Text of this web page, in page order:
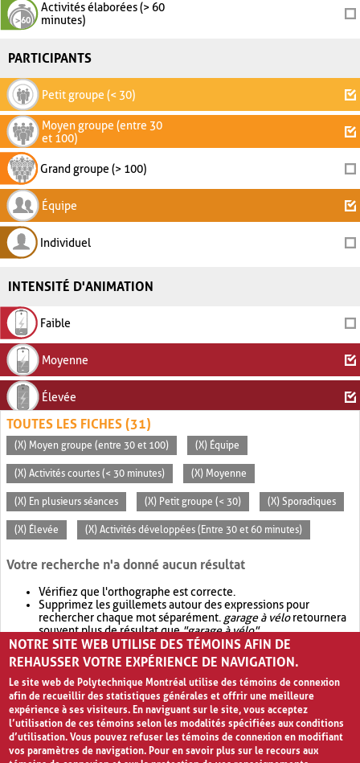
Activités élaborées (> 60
minutes)
PARTICIPANTS
Petit groupe (< 30)
Moyen groupe (entre 30
et 100)
Grand groupe (> 100)
Équipe
Individuel
INTENSITÉ D'ANIMATION
Faible
Moyenne
Élevée
TOUTES LES FICHES (31)
(X) Moyen groupe (entre 30 et 100) (X) Équipe
(X) Activités courtes (< 30 minutes) (X) Moyenne
(X) En plusieurs séances (X) Petit groupe (< 30) (X) Sporadiques
(X) Élevée (X) Activités développées (Entre 30 et 60 minutes)
Votre recherche n'a donné aucun résultat
Vérifiez que l'orthographe est correcte.
Supprimez les guillemets autour des expressions pour
rechercher chaque mot séparément. garage à véloretournera
souvent plus de résultat que"garage à vélo".
Envisagez d'élargir votre recherche avec OR.garage OR vélo
retournera souvent plus de résultat quegarage à vélo
NOTRE SITE WEB UTILISE DES TÉMOINS AFIN DE
REHAUSSER VOTRE EXPÉRIENCE DE NAVIGATION.
Le site web de Polytechnique Montréal utilise des témoins de connexion
afin de recueillir des statistiques générales et offrir une meilleure
expérience à ses visiteurs. En naviguant sur le site, vous acceptez
l’utilisation de ces témoins selon les modalités spécifiées aux conditions
d’utilisation. Vous pouvez refuser les témoins de connexion en modifiant
vos paramètres de navigation. Pour en savoir plus sur le recours aux